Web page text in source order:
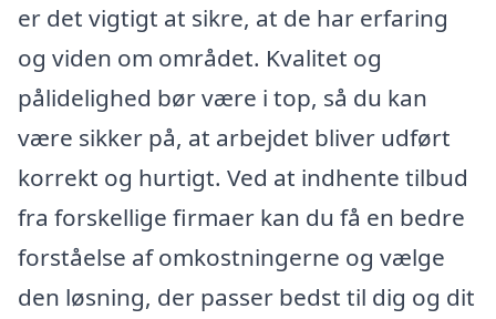
er det vigtigt at sikre, at de har erfaring
og viden om området. Kvalitet og
pålidelighed bør være i top, så du kan
være sikker på, at arbejdet bliver udført
korrekt og hurtigt. Ved at indhente tilbud
fra forskellige firmaer kan du få en bedre
forståelse af omkostningerne og vælge
den løsning, der passer bedst til dig og dit